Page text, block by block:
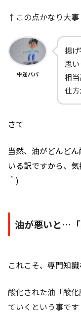
↑この点かなり大事
中途パパ
揚
思
相
仕
さて
当然、油がどんど
いる訳ですから、
＾)
油が悪いと…「
これこそ、専門知
酸化された油「酸
ていくという事です